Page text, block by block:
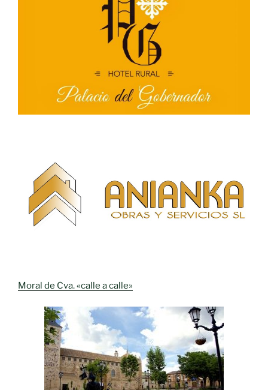
Moral de Cva. «calle a calle»